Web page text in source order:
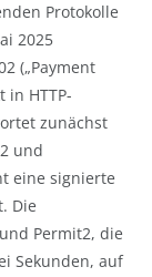
Protokolle
2025
(„Payment
HTTP-
zunächst
und
eine signierte
Die
Permit2, die
Sekunden, auf